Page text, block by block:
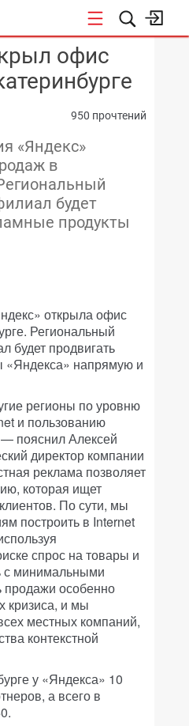
КОНФЕРЕНЦИИ
офис
950 прочтений
«Яндекс»
в
будет
продукты
открыла офис
Региональный
будет продвигать
«Яндекса» напрямую и
регионы по уровню
и пользованию
пояснил Алексей
директор компании
реклама позволяет
которая ищет
По сути, мы
построить в Internet
спрос на товары и
с минимальными
продажи особенно
кризиса, и мы
местных компаний,
контекстной
у «Яндекса» 10
а всего в